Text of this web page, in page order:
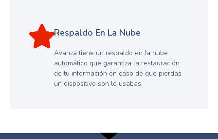
Respaldo En La Nube
Avanzá tiene un respaldo en la nube
automático que garantiza la restauración
de tu información en caso de que pierdas
un dispositivo son lo usabas.